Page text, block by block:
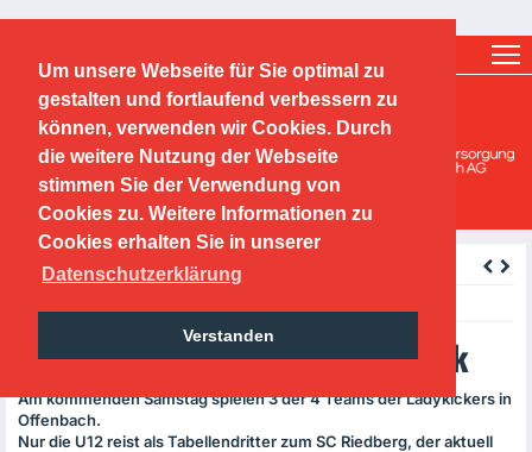
Um unsere Webseite für Sie optimal zu
gestalten und fortlaufend verbessern zu
können, verwenden wir Cookies. Durch
die weitere Nutzung der Webseite
stimmen Sie der Verwendung von
Cookies zu. Weitere Informationen zu
Cookies erhalten Sie in unserer
Datenschutzerklärung
Verstanden
O.F.C. Kickers 1901 e.V.
Mädchen-/ und
Frauenpower im Sana-Sportpark
Am kommenden Samstag spielen 3 der 4 Teams der Ladykickers in
Offenbach.
Nur die U12 reist als Tabellendritter zum SC Riedberg, der aktuell
zurück